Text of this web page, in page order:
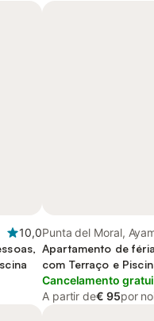
10,0Punta del Moral,
Apartamento de
com Terraço e
Cancelamento
A partir de€ 95por